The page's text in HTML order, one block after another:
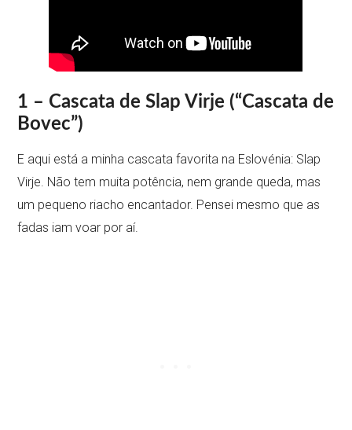
1 – Cascata de Slap Virje (“Cascata de
Bovec”)
E aqui está a minha cascata favorita na Eslovénia: Slap
Virje. Não tem muita potência, nem grande queda, mas
um pequeno riacho encantador. Pensei mesmo que as
fadas iam voar por aí.